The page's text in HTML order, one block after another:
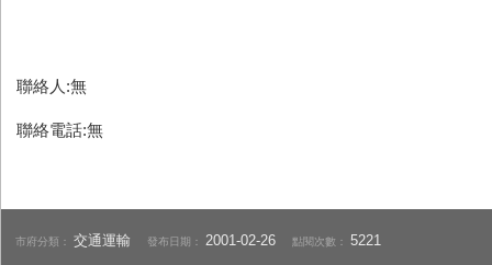
聯絡人:無
聯絡電話:無
市府分類：交通運輸 發布日期： 2001-02-26 點閱次數：5221